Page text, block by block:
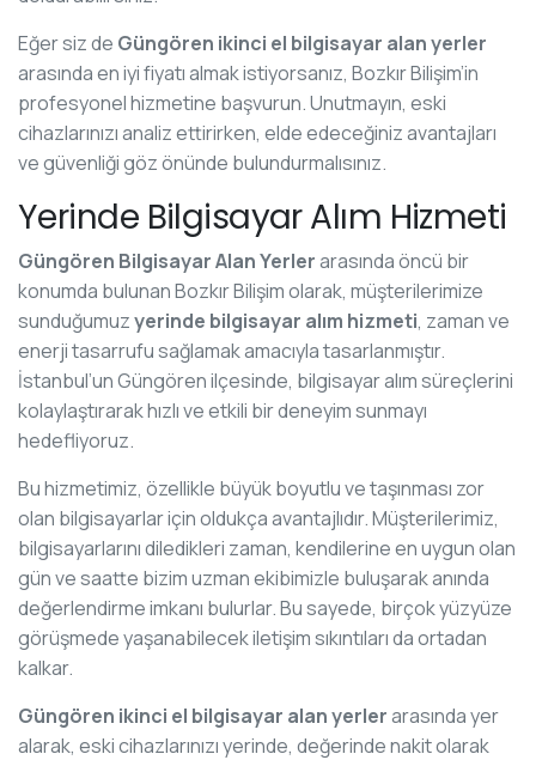
Eğer siz de Güngören ikinci el bilgisayar alan yerler
arasında en iyi fiyatı almak istiyorsanız, Bozkır Bilişim’in
profesyonel hizmetine başvurun. Unutmayın, eski
cihazlarınızı analiz ettirirken, elde edeceğiniz avantajları
ve güvenliği göz önünde bulundurmalısınız.
Yerinde Bilgisayar Alım Hizmeti
Güngören Bilgisayar Alan Yerlerarasında öncü bir
konumda bulunan Bozkır Bilişim olarak, müşterilerimize
sunduğumuzyerinde bilgisayar alım hizmeti, zaman ve
enerji tasarrufu sağlamak amacıyla tasarlanmıştır.
İstanbul’un Güngören ilçesinde, bilgisayar alım süreçlerini
kolaylaştırarak hızlı ve etkili bir deneyim sunmayı
hedefliyoruz.
Bu hizmetimiz, özellikle büyük boyutlu ve taşınması zor
olan bilgisayarlar için oldukça avantajlıdır. Müşterilerimiz,
bilgisayarlarını diledikleri zaman, kendilerine en uygun olan
gün ve saatte bizim uzman ekibimizle buluşarak anında
değerlendirme imkanı bulurlar. Bu sayede, birçok yüzyüze
görüşmede yaşanabilecek iletişim sıkıntıları da ortadan
kalkar.
Güngören ikinci el bilgisayar alan yerlerarasında yer
alarak, eski cihazlarınızı yerinde, değerinde nakit olarak